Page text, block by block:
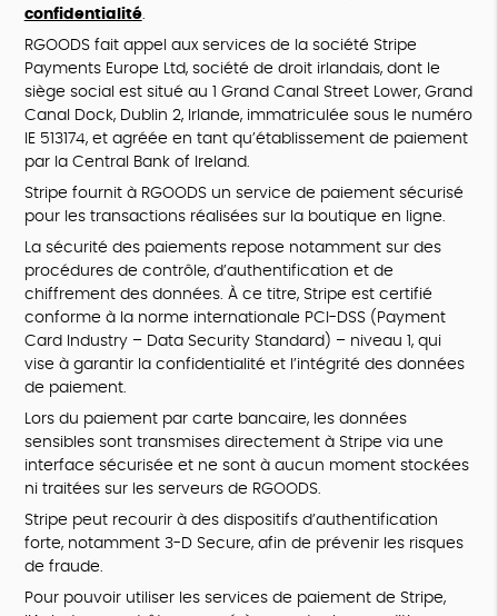
confidentialité.
RGOODS fait appel aux services de la société Stripe
Payments Europe Ltd, société de droit irlandais, dont le
siège social est situé au 1 Grand Canal Street Lower, Grand
Canal Dock, Dublin 2, Irlande, immatriculée sous le numéro
IE 513174, et agréée en tant qu’établissement de paiement
par la Central Bank of Ireland.
Stripe fournit à RGOODS un service de paiement sécurisé
pour les transactions réalisées sur la boutique en ligne.
La sécurité des paiements repose notamment sur des
procédures de contrôle, d’authentification et de
chiffrement des données. À ce titre, Stripe est certifié
conforme à la norme internationale PCI-DSS (Payment
Card Industry – Data Security Standard) – niveau 1, qui
vise à garantir la confidentialité et l’intégrité des données
de paiement.
Lors du paiement par carte bancaire, les données
sensibles sont transmises directement à Stripe via une
interface sécurisée et ne sont à aucun moment stockées
ni traitées sur les serveurs de RGOODS.
Stripe peut recourir à des dispositifs d’authentification
forte, notamment 3-D Secure, afin de prévenir les risques
de fraude.
Pour pouvoir utiliser les services de paiement de Stripe,